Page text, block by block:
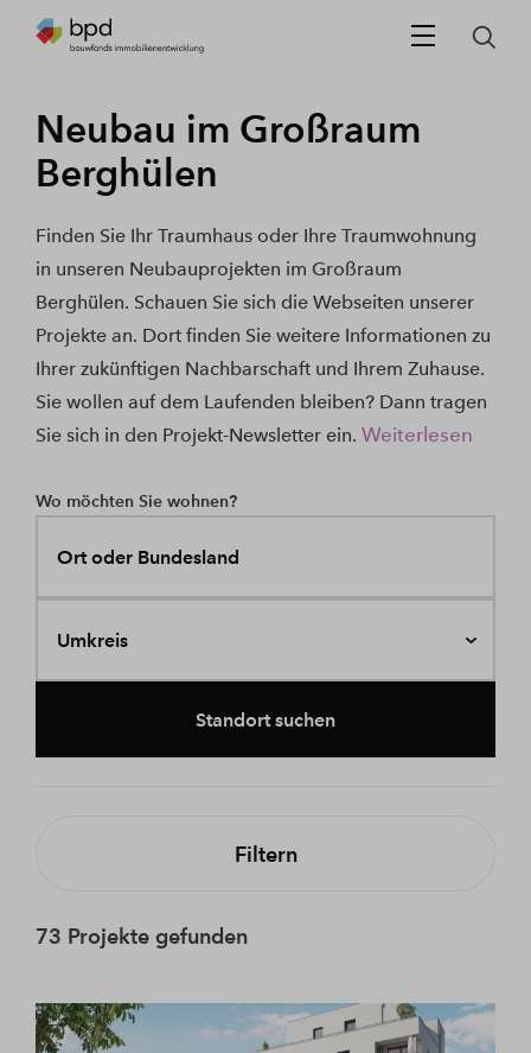
Neubau im Großraum
Berghülen
Finden Sie Ihr Traumhaus oder Ihre Traumwohnung
in unseren Neubauprojekten im Großraum
Berghülen. Schauen Sie sich die Webseiten unserer
Projekte an. Dort finden Sie weitere Informationen zu
Ihrer zukünftigen Nachbarschaft und Ihrem Zuhause.
Sie wollen auf dem Laufenden bleiben? Dann tragen
Sie sich in den Projekt-Newsletter ein. Weiterlesen
Wo möchten Sie wohnen?
Ort oder Bundesland
Umkreis
Standort suchen
Filtern
73 Projekte gefunden